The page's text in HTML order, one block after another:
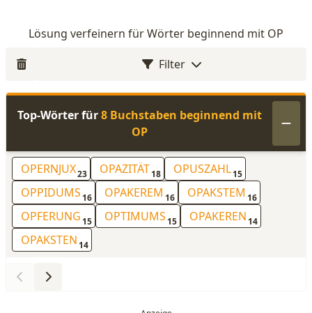
Lösung verfeinern für Wörter beginnend mit OP
Filter
Top-Wörter für 8 Buchstaben beginnend mit
OP
OPERNJUX23 OPAZITÄT18 OPUSZAHL15
OPPIDUMS 16 OPAKEREM 16 OPAKSTEM 16
OPFERUNG 15 OPTIMUMS 15 OPAKEREN 14
OPAKSTEN 14